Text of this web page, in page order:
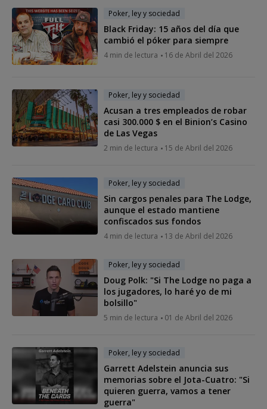
Poker, ley y sociedad
Black Friday: 15 años del día que
cambió el póker para siempre
4 min de lectura 16 de Abril del 2026
Poker, ley y sociedad
Acusan a tres empleados de robar
casi 300.000 $ en el Binion’s Casino
de Las Vegas
2 min de lectura 15 de Abril del 2026
Poker, ley y sociedad
Sin cargos penales para The Lodge,
aunque el estado mantiene
confiscados sus fondos
4 min de lectura 13 de Abril del 2026
Poker, ley y sociedad
Doug Polk: "Si The Lodge no paga a
los jugadores, lo haré yo de mi
bolsillo"
5 min de lectura 01 de Abril del 2026
Poker, ley y sociedad
Garrett Adelstein anuncia sus
memorias sobre el Jota-Cuatro: "Si
quieren guerra, vamos a tener
guerra"